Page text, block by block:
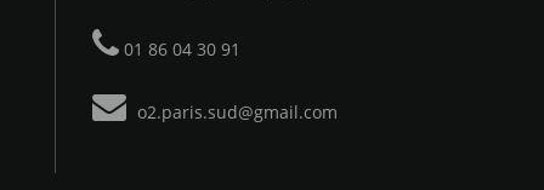
01 86 04 30 91
o2.paris.sud@gmail.com